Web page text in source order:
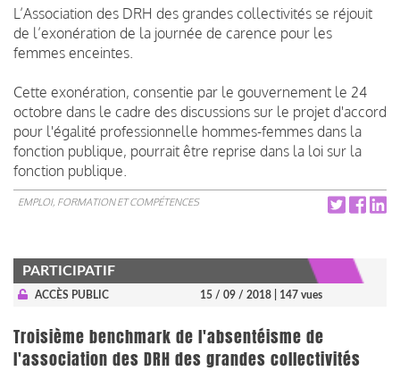
L’Association des DRH des grandes collectivités se réjouit
de l’exonération de la journée de carence pour les
femmes enceintes.
Cette exonération, consentie par le gouvernement le 24
octobre dans le cadre des discussions sur le projet d'accord
pour l'égalité professionnelle hommes-femmes dans la
fonction publique, pourrait être reprise dans la loi sur la
fonction publique.
EMPLOI, FORMATION ET COMPÉTENCES
PARTICIPATIF
ACCÈS PUBLIC 15 / 09 / 2018 | 147 vues
Troisième benchmark de l'absentéisme de
l'association des DRH des grandes collectivités